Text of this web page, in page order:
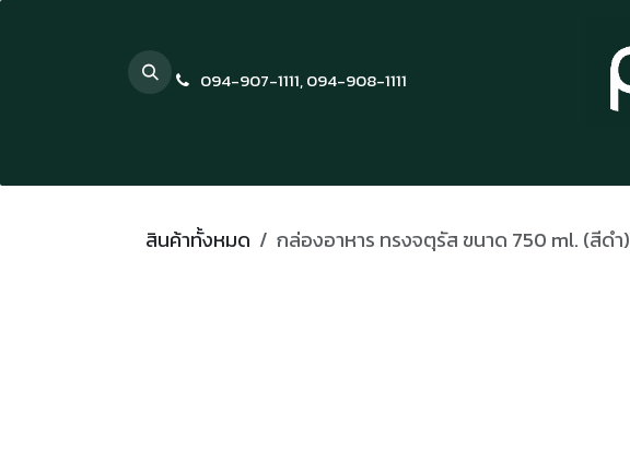
094-907-1111,094-908-1111
สินค้าทั้งหมด กล่องอาหาร ทรงจตุรัส ขนาด 750 ml. (สีดำ)